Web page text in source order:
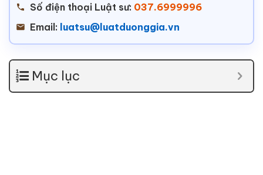
Số điện thoại Luật sư: 037.6999996
Email: luatsu@luatduonggia.vn
Mục lục